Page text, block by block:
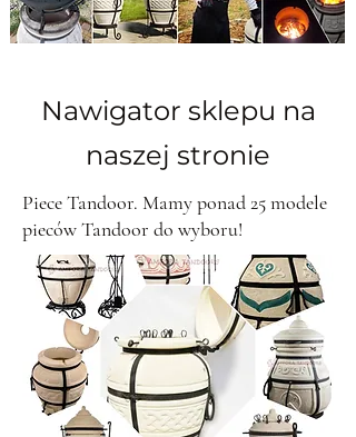
Nawigator sklepu na
naszej stronie
Piece Tandoor. Mamy ponad 25 modele
pieców Tandoor do wyboru!